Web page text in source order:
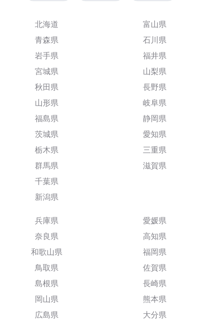
北海道
青森県
岩手県
宮城県
秋田県
山形県
福島県
茨城県
栃木県
群馬県
千葉県
新潟県
富山県
石川県
福井県
山梨県
長野県
岐阜県
静岡県
愛知県
三重県
滋賀県
兵庫県
奈良県
和歌山県
鳥取県
島根県
岡山県
広島県
愛媛県
高知県
福岡県
佐賀県
長崎県
熊本県
大分県